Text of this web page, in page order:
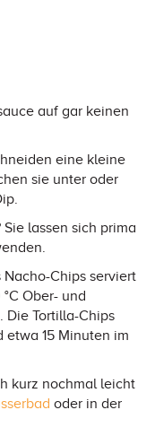
auf gar keinen
eine kleine
sie unter oder
lassen sich prima
Nacho-Chips serviert
Ober- und
Die Tortilla-Chips
etwa 15 Minuten im
kurz nochmal leicht
oder in der